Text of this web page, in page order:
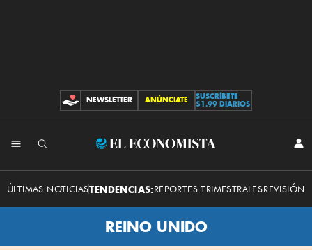
CONTRIBUCIONES
NEWSLETTER ANÚNCIATE
SUSCRÍBETE
$1.99 DIARIOS
El
Economista
ÚLTIMAS NOTICIASTENDENCIAS:REPORTES TRIMESTRALESREVISIÓN
REINO UNIDO